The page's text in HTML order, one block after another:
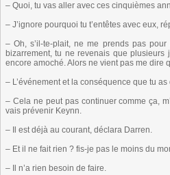
– Quoi, tu vas aller avec ces cinquièmes
– J’ignore pourquoi tu t’entêtes avec eux,
– Oh, s’il-te-plait, ne me prends pas
bizarrement, tu ne revenais que
encore amoché. Alors ne vient pas me dire
– L’événement et la conséquence que tu
– Cela ne peut pas continuer comme ça,
vais prévenir Keynn.
– Il est déjà au courant, déclara Darren.
– Et il ne fait rien ? fis-je pas le moins du
– Il n’a rien besoin de faire.